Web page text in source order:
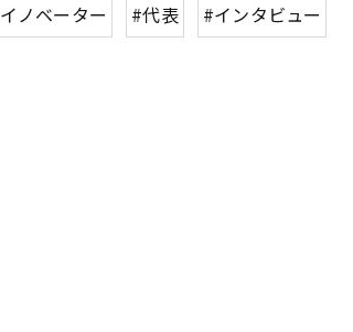
ノベーター #代表 #インタビュー